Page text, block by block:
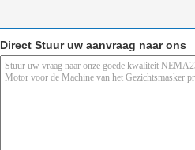
Direct Stuur uw aanvraag naar ons